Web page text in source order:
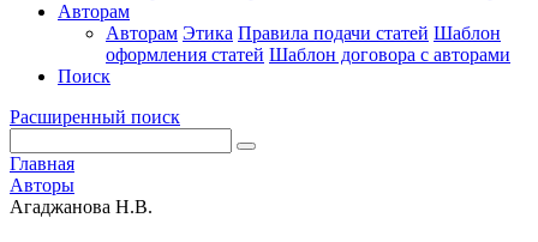
Авторам
Авторам Этика Правила подачи статей Шаблон
оформления статей Шаблон договора с авторами
Поиск
Расширенный поиск
Главная
Авторы
Агаджанова Н.В.